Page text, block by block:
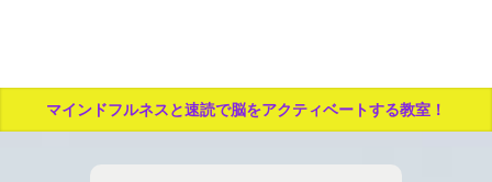
マインドフルネスと速読で脳をアクティベートする教室！